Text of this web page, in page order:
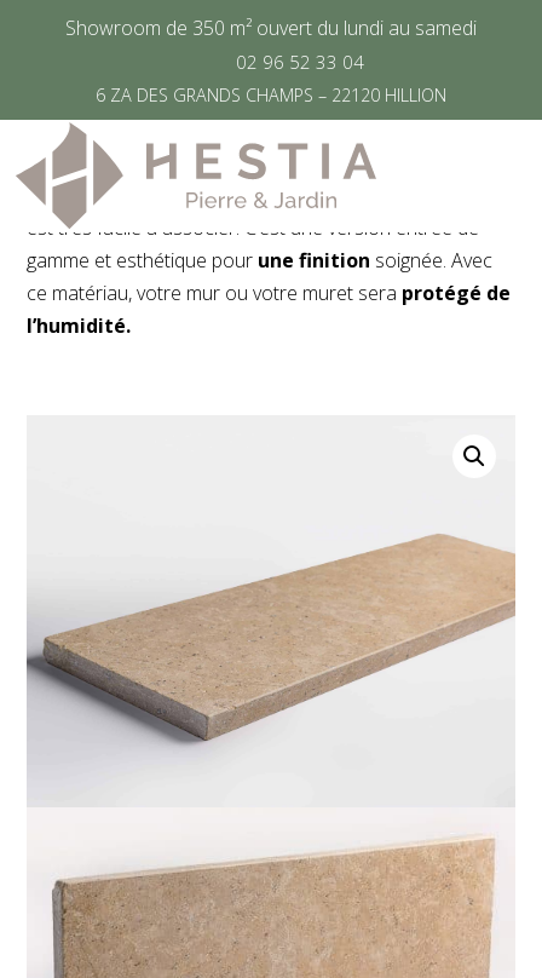
Showroom de 350 m² ouvert du lundi au samedi
02 96 52 33 04
6 ZA DES GRANDS CHAMPS – 22120 HILLION
Tête de mur en Pierre
Naturelle Egypta
La tête de mur en pierre naturelle beige Egypta
est très facile à associer. C’est une version entrée de
gamme et esthétique pour une finition soignée. Avec
ce matériau, votre mur ou votre muret sera protégé de
l’humidité.